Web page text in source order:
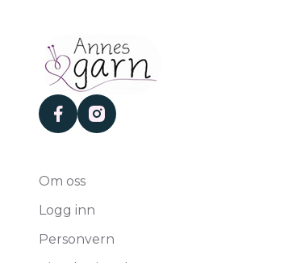
facebookinstagram
Om oss
Logg inn
Personvern